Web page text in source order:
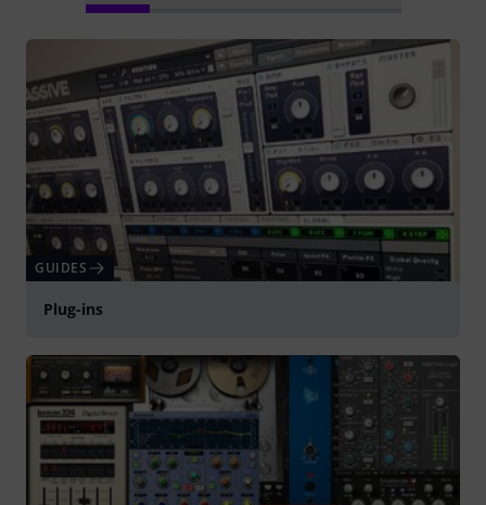
GUIDES
Plug-ins